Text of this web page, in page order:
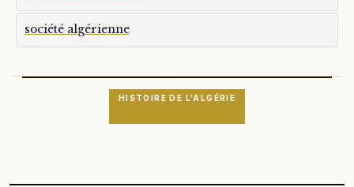
société algérienne
HISTOIRE DE L'ALGÉRIE